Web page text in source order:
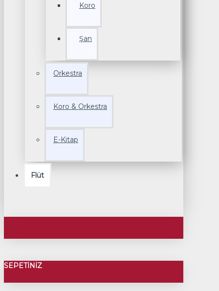
Koro
Şan
Orkestra
Koro & Orkestra
E-Kitap
Flüt
SEPETINIZ